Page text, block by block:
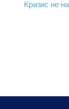
Кризис не